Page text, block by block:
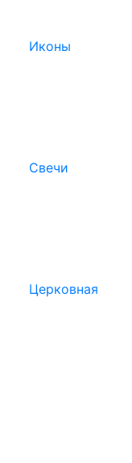
Иконы
Свечи
Церковная